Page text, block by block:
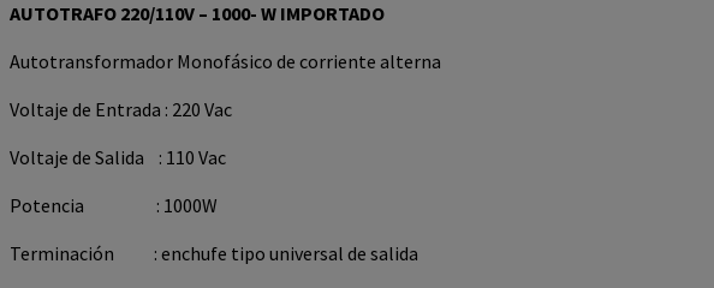
AUTOTRAFO 220/110V – 1000- W IMPORTADO
Autotransformador Monofásico de corriente alterna
Voltaje de Entrada : 220 Vac
Voltaje de Salida : 110 Vac
Potencia : 1000W
Terminación : enchufe tipo universal de salida